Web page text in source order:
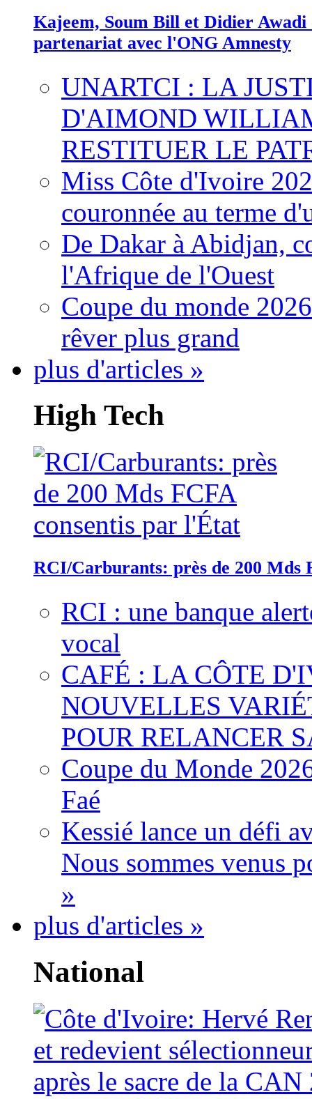
Kajeem, Soum Bill et Didier
partenariat avec l'ONG Amnesty
UNARTCI : LA
D'AIMOND
RESTITUER LE
Miss Côte d'Ivoire
couronnée au terme
De Dakar à Abidjan,
l'Afrique de l'Ouest
Coupe du monde
rêver plus grand
plus d'articles »
High Tech
RCI/Carburants: près de 200 Mds
RCI : une banque
vocal
CAFÉ : LA CÔTE
NOUVELLES
POUR RELANCER
Coupe du Monde
Faé
Kessié lance un défi
Nous sommes venus
»
plus d'articles »
National